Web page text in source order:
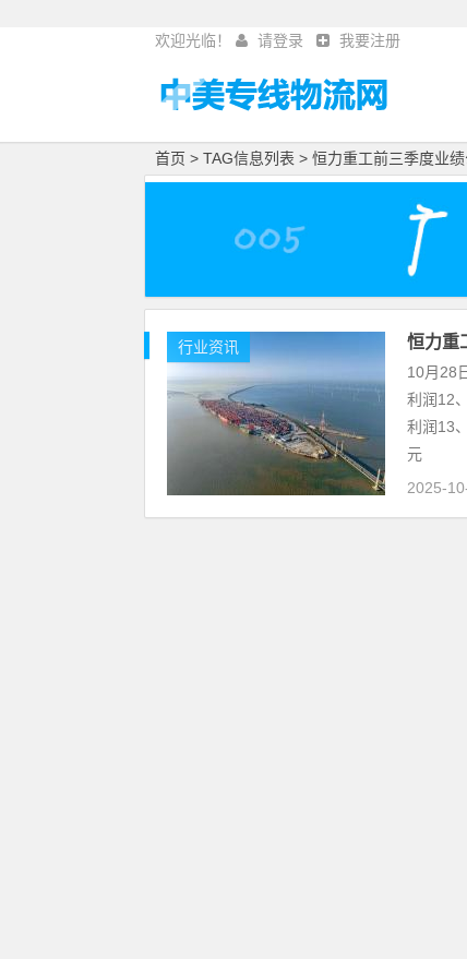
欢迎光临！ 请登录 我要注册
首页 > TAG信息列表 > 恒力重工前三季度业
行业资讯 恒力重
10月28
利润12
利润13
元
2025-